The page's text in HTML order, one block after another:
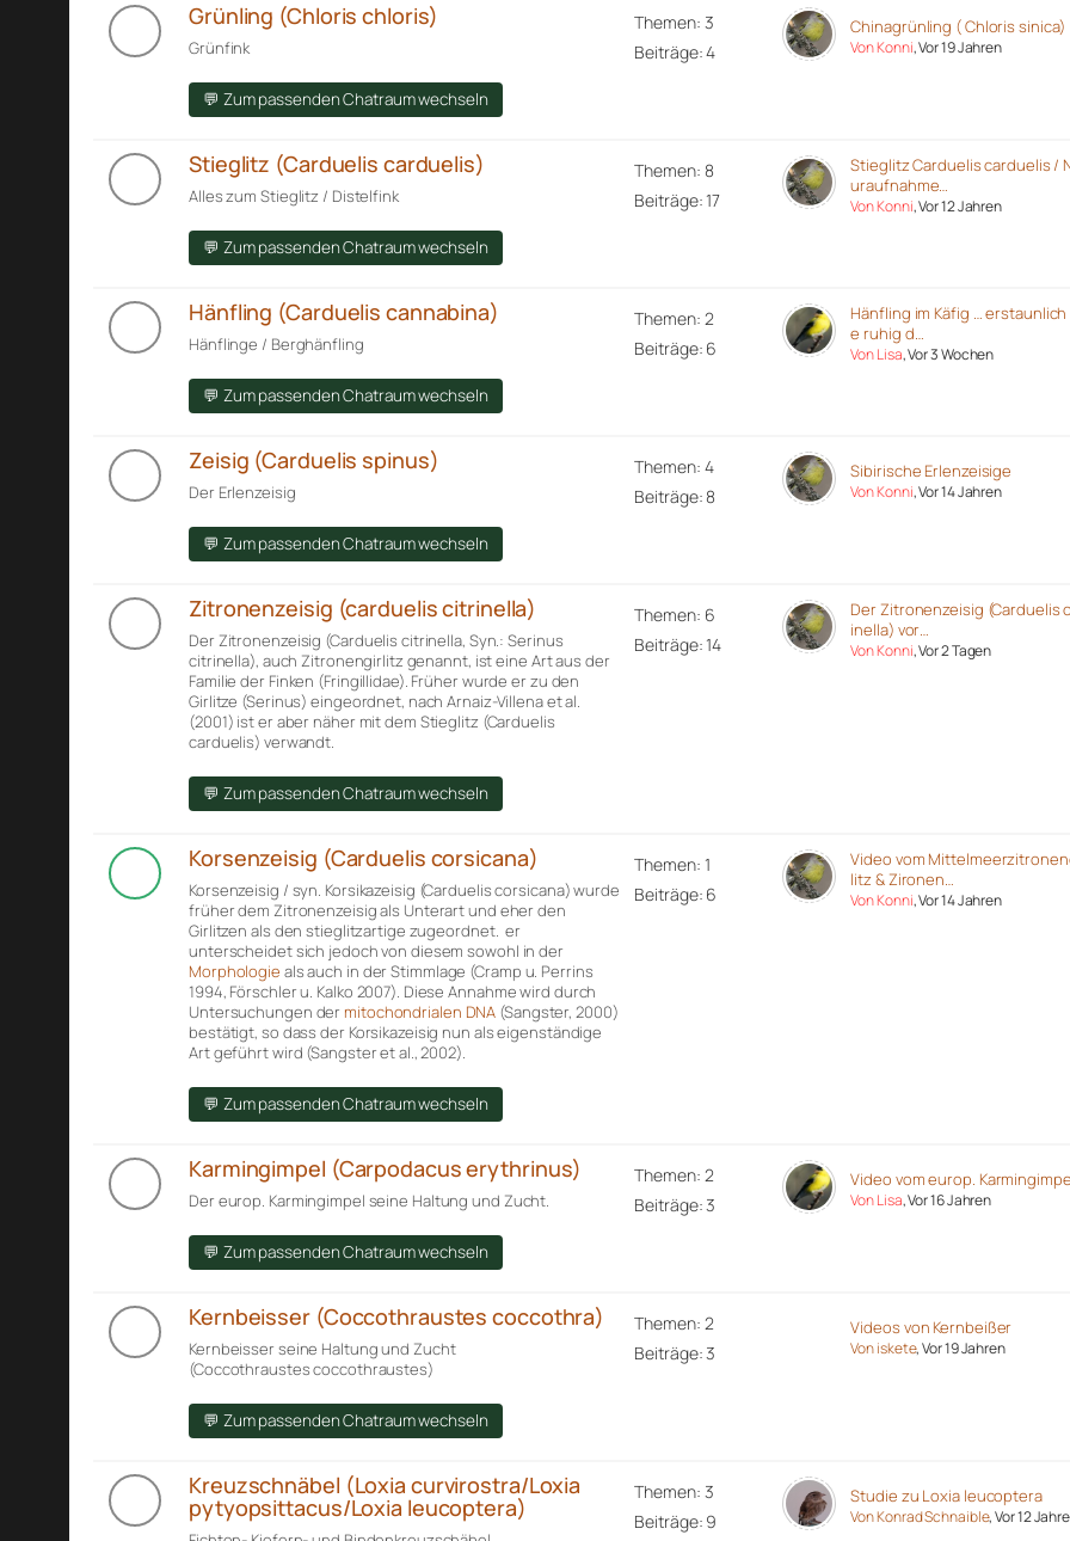
Grünling (Chloris chloris)
Grünfink
💬 Zum passenden Chatraum wechseln
Themen: 3
Beiträge: 4
Chinagrünling ( Chloris sinica)
Von Konni, Vor 19 Jahren
Stieglitz (Carduelis carduelis)
Alles zum Stieglitz / Distelfink
💬 Zum passenden Chatraum wechseln
Themen: 8
Beiträge: 17
Stieglitz Carduelis carduelis /
uraufnahme…
Von Konni, Vor 12 Jahren
Hänfling (Carduelis cannabina)
Hänflinge / Berghänfling
💬 Zum passenden Chatraum wechseln
Themen: 2
Beiträge: 6
Hänfling im Käfig … erstaunlich
e ruhig d…
Von Lisa, Vor 3 Wochen
Zeisig (Carduelis spinus)
Der Erlenzeisig
💬 Zum passenden Chatraum wechseln
Themen: 4
Beiträge: 8
Sibirische Erlenzeisige
Von Konni, Vor 14 Jahren
Zitronenzeisig (carduelis citrinella)
Der Zitronenzeisig (Carduelis citrinella, Syn.: Serinus
citrinella), auch Zitronengirlitz genannt, ist eine Art aus der
Familie der Finken (Fringillidae). Früher wurde er zu den
Girlitze (Serinus) eingeordnet, nach Arnaiz-Villena et al.
(2001) ist er aber näher mit dem Stieglitz (Carduelis
carduelis) verwandt.
💬 Zum passenden Chatraum wechseln
Themen: 6
Beiträge: 14
Der Zitronenzeisig (Carduelis
inella) vor…
Von Konni, Vor 2 Tagen
Korsenzeisig (Carduelis corsicana)
Korsenzeisig / syn. Korsikazeisig (Carduelis corsicana) wurde
früher dem Zitronenzeisig als Unterart und eher den
Girlitzen als den stieglitzartige zugeordnet. er
unterscheidet sich jedoch von diesem sowohl in der
Morphologie als auch in der Stimmlage (Cramp u. Perrins
1994, Förschler u. Kalko 2007). Diese Annahme wird durch
Untersuchungen der mitochondrialen DNA (Sangster, 2000)
bestätigt, so dass der Korsikazeisig nun als eigenständige
Art geführt wird (Sangster et al., 2002).
💬 Zum passenden Chatraum wechseln
Themen: 1
Beiträge: 6
Video vom
litz & Zironen…
Von Konni, Vor 14 Jahren
Karmingimpel (Carpodacus erythrinus)
Der europ. Karmingimpel seine Haltung und Zucht.
💬 Zum passenden Chatraum wechseln
Themen: 2
Beiträge: 3
Video vom europ.
Von Lisa, Vor 16 Jahren
Kernbeisser (Coccothraustes coccothra)
Kernbeisser seine Haltung und Zucht
(Coccothraustes coccothraustes)
💬 Zum passenden Chatraum wechseln
Themen: 2
Beiträge: 3
Videos von Kernbeißer
Von iskete, Vor 19 Jahren
Kreuzschnäbel (Loxia curvirostra/Loxia
pytyopsittacus/Loxia leucoptera)
Themen: 3
Beiträge: 9
Studie zu Loxia leucoptera
Von Konrad Schnaible, Vor 12